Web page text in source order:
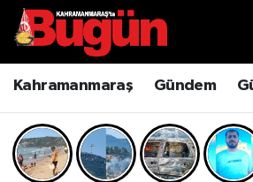
Kahramanmaraş Gündem
Kahramanmaraş
Kahramanmaraş Sokak
Bilim ve Teknoloji
Kahramanmaraş Nöbetçi
Kahramanmaraş Hava
Kahramanmaraş Namaz